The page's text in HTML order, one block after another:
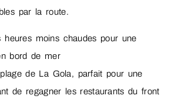
par la route.
heures moins chaudes pour une
bord de mer
de La Gola, parfait pour une
de regagner les restaurants du front